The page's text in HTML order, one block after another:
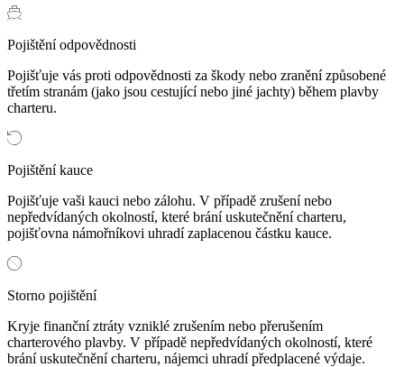
Pojištění odpovědnosti
Pojišťuje vás proti odpovědnosti za škody nebo zranění způsobené
třetím stranám (jako jsou cestující nebo jiné jachty) během plavby
charteru.
Pojištění kauce
Pojišťuje vaši kauci nebo zálohu. V případě zrušení nebo
nepředvídaných okolností, které brání uskutečnění charteru,
pojišťovna námořníkovi uhradí zaplacenou částku kauce.
Storno pojištění
Kryje finanční ztráty vzniklé zrušením nebo přerušením
charterového plavby. V případě nepředvídaných okolností, které
brání uskutečnění charteru, nájemci uhradí předplacené výdaje.